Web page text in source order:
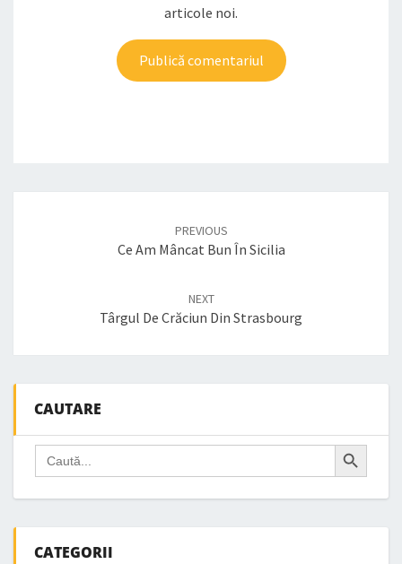
articole noi.
PREVIOUS
Ce Am Mâncat Bun În Sicilia
NEXT
Târgul De Crăciun Din Strasbourg
CAUTARE
Search
for:
Search Button
CATEGORII